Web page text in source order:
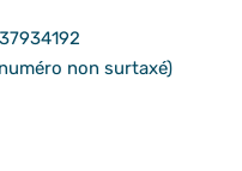
non surtaxé)